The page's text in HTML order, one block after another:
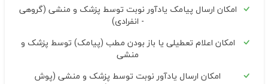
امکان ارسال پیامک یادآور نوبت توسط پزشک و منشی (گروهی
- انفرادی)
امکان اعلام تعطیلی یا باز بودن مطب (پیامک) توسط پزشک و
منشی
امکان ارسال یادآور نوبت توسط پزشک و منشی (پوش